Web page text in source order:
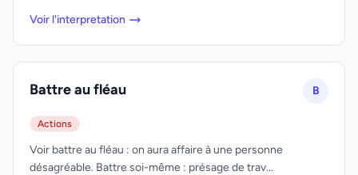
Voir l'interpretation
Battre au fléau B
Actions
Voir battre au fléau : on aura affaire à une personne
désagréable. Battre soi-même : présage de trav...